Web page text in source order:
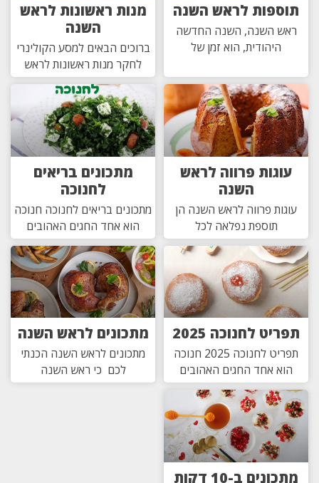
תוספות לראש השנה
ראש השנה, השנה החדשה
היהודית, הוא זמן של
מנות ראשונות לראש
השנה
ברוכים הבאים למסע הקולינרי
לחקר מנות ראשונות לראש
עוגות פרווה לראש
השנה
עוגות פרווה לראש השנה הן
תוספת נפלאה לכל
מתכונים בריאים
לחנוכה
מתכונים בריאים לחנוכה חנוכה
הוא אחד החגים האהובים
תפריט לחנוכה 2025
תפריט לחנוכה 2025 חנוכה
הוא אחד החגים האהובים
מתכונים לראש השנה
מתכונים לראש השנה הכנתי
לכם כי ראש השנה
מתכונים ב-10 דקות